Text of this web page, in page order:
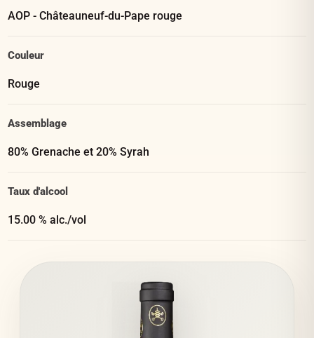
AOP - Châteauneuf-du-Pape rouge
Couleur
Rouge
Assemblage
80% Grenache et 20% Syrah
Taux d'alcool
15.00 % alc./vol